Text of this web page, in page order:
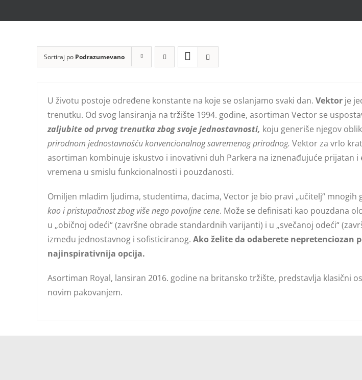
Sortiraj po Podrazumevano
U životu postoje određene konstante na koje se oslanjamo svaki dan. Vektorje
trenutku. Od svog lansiranja na tržište 1994. godine, asortiman Vector se
zaljubite od prvog trenutka zbog svoje jednostavnosti, koju generiše njegov
prirodnom jednostavnošću konvencionalnog savremenog prirodnog. Vektor za vrlo
asortiman kombinuje iskustvo i inovativni duh Parkera na iznenađujuće prijatan
vremena u smislu funkcionalnosti i pouzdanosti.
Omiljen mladim ljudima, studentima, đacima, Vector je bio pravi „učitelj“ mnogih
kao i pristupačnost zbog više nego povoljne cene. Može se definisati kao pouzdana
u „običnoj odeći“ (završne obrade standardnih varijanti) i u „svečanoj odeći“
između jednostavnog i sofisticiranog. Ako želite da odaberete nepretenciozan
najinspirativnija opcija.
Asortiman Royal, lansiran 2016. godine na britansko tržište, predstavlja klasični
novim pakovanjem.